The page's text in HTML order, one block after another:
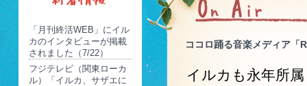
「月刊終活WEB」にイル
カのインタビューが掲載
されました（7/22）
フジテレビ（関東ローカ
ル）「イルカ、サザエに
ココロ踊る音楽メディア「
イルカも永年所